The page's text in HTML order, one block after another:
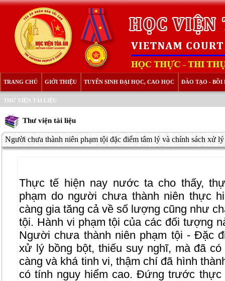
TRANG CHỦ GIỚI THIỆU TUYỂN SINH ĐẠI HỌC, CAO HỌC ĐÀO TẠO - BỒI
THƯ VIỆN TÀI LIỆU
Thư viện tài liệu
Người chưa thành niên phạm tội đặc điểm tâm lý và chính sách xử lý
Thực tế hiện nay nước ta cho thấy,
phạm do người chưa thành niên thực
càng gia tăng cả về số lượng cũng như
tội. Hành vi phạm tội của các đối tượng
Người chưa thành niên phạm tội - Đặc
xử lý bồng bột, thiếu suy nghĩ, mà đã
càng và khá tinh vi, thậm chí đã hình
có tính nguy hiểm cao. Đứng trước thực